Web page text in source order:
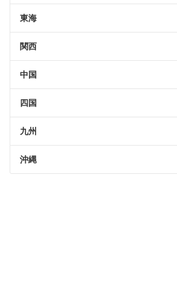
東海
関西
中国
四国
九州
沖縄